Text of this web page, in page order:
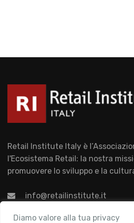
Diamo valore alla tua privacy
Retail Institute Italy è
l'Ecosistema Retail: la nostra
promuovere lo sviluppo e la
info@retailinstitute.it
Associazione